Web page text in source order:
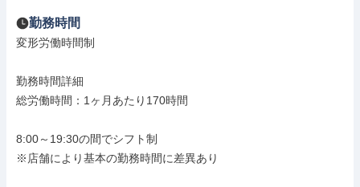
勤務時間
変形労働時間制
勤務時間詳細
総労働時間：1ヶ月あたり170時間
8:00～19:30の間でシフト制
※店舗により基本の勤務時間に差異あり